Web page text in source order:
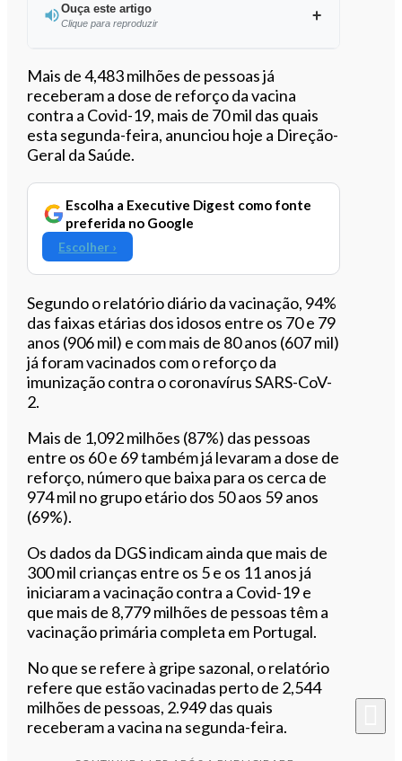
Ouça este artigo
Clique para reproduzir
Ouvir este artigo
Mais de 4,483 milhões de pessoas já
receberam a dose de reforço da vacina
contra a Covid-19, mais de 70 mil das quais
esta segunda-feira, anunciou hoje a Direção-
Geral da Saúde.
Escolha a Executive Digest como fonte
preferida no Google
Escolher ›
Segundo o relatório diário da vacinação, 94%
das faixas etárias dos idosos entre os 70 e 79
anos (906 mil) e com mais de 80 anos (607 mil)
já foram vacinados com o reforço da
imunização contra o coronavírus SARS-CoV-
2.
Mais de 1,092 milhões (87%) das pessoas
entre os 60 e 69 também já levaram a dose de
reforço, número que baixa para os cerca de
974 mil no grupo etário dos 50 aos 59 anos
(69%).
Os dados da DGS indicam ainda que mais de
300 mil crianças entre os 5 e os 11 anos já
iniciaram a vacinação contra a Covid-19 e
que mais de 8,779 milhões de pessoas têm a
vacinação primária completa em Portugal.
No que se refere à gripe sazonal, o relatório
refere que estão vacinadas perto de 2,544
milhões de pessoas, 2.949 das quais
receberam a vacina na segunda-feira.